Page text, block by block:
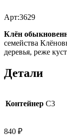
Арт:3629
Клён
семейства
деревья, реже
Детали
Контейнер C3
840 ₽